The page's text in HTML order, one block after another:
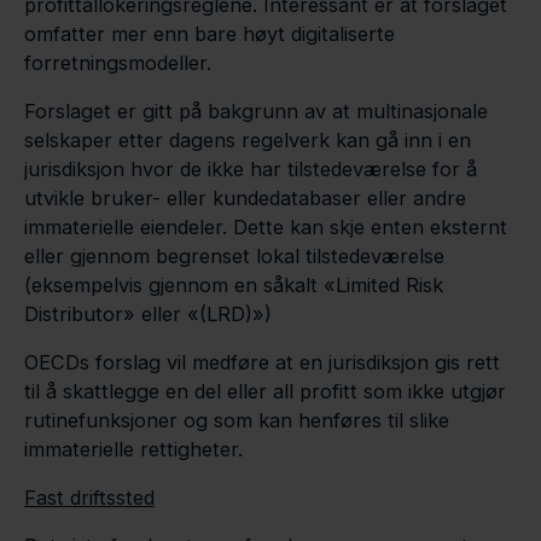
profittallokeringsreglene. Interessant er at forslaget
omfatter mer enn bare høyt digitaliserte
forretningsmodeller.
Forslaget er gitt på bakgrunn av at multinasjonale
selskaper etter dagens regelverk kan gå inn i en
jurisdiksjon hvor de ikke har tilstedeværelse for å
utvikle bruker- eller kundedatabaser eller andre
immaterielle eiendeler. Dette kan skje enten eksternt
eller gjennom begrenset lokal tilstedeværelse
(eksempelvis gjennom en såkalt «Limited Risk
Distributor» eller «(LRD)»)
OECDs forslag vil medføre at en jurisdiksjon gis rett
til å skattlegge en del eller all profitt som ikke utgjør
rutinefunksjoner og som kan henføres til slike
immaterielle rettigheter.
Fast driftssted